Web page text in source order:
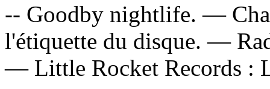
-- Goodby nightlife. —
l'étiquette du disque. —
— Little Rocket Records :